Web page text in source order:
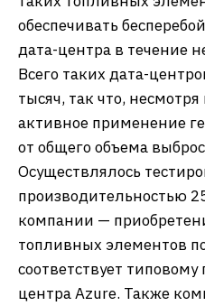
обеспечивать
дата-центра в течение
Всего таких дата-
тысяч, так что,
активное применение
от общего объема
Осуществлялось
производительностью
компании —
топливных элементов
соответствует
центра Azure. Также